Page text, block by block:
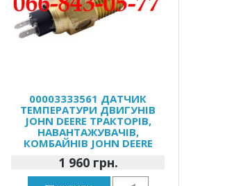
00003333561 ДАТЧИК
ТЕМПЕРАТУРИ ДВИГУНІВ
JOHN DEERE ТРАКТОРІВ,
НАВАНТАЖУВАЧІВ,
КОМБАЙНІВ JOHN DEERE
1 960 грн.